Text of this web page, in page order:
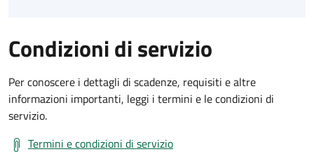
Condizioni di servizio
Per conoscere i dettagli di scadenze, requisiti e altre
informazioni importanti, leggi i termini e le condizioni di
servizio.
Termini e condizioni di servizio